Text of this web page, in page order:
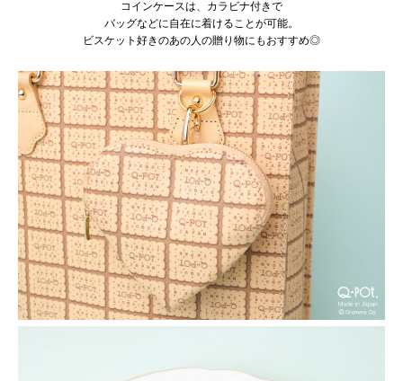
コインケースは、カラビナ付きで
バッグなどに自在に着けることが可能。
ビスケット好きのあの人の贈り物にもおすすめ◎